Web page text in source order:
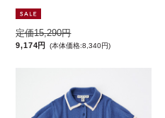
定価15,290円
9,174円 (本体価格:8,340円)